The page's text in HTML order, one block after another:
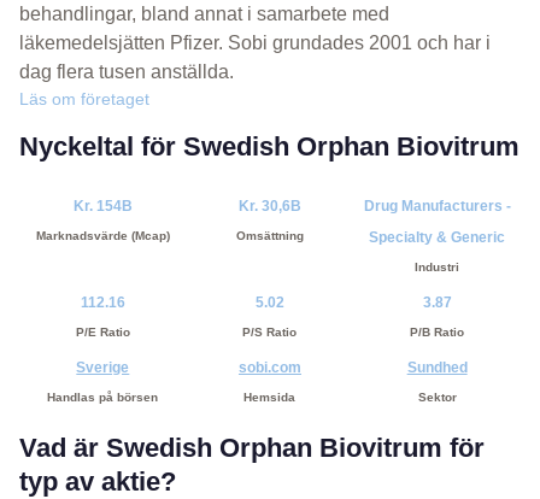
behandlingar, bland annat i samarbete med
läkemedelsjätten Pfizer. Sobi grundades 2001 och har i
dag flera tusen anställda.
Läs om företaget
Nyckeltal för Swedish Orphan Biovitrum
Kr. 154B
Marknadsvärde (Mcap)
Kr. 30,6B
Omsättning
Drug Manufacturers -
Specialty & Generic
Industri
112.16
P/E Ratio
5.02
P/S Ratio
3.87
P/B Ratio
Sverige
Handlas på börsen
sobi.com
Hemsida
Sundhed
Sektor
Vad är Swedish Orphan Biovitrum för
typ av aktie?